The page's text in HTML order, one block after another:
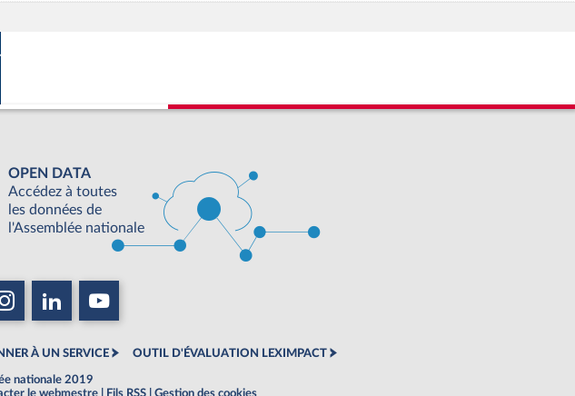
OPEN DATA
Accédez à toutes
les données de
l'Assemblée nationale
À UN SERVICE OUTIL D'ÉVALUATION LEXIMPACT
nationale 2019
le webmestre Fils RSS Gestion des cookies